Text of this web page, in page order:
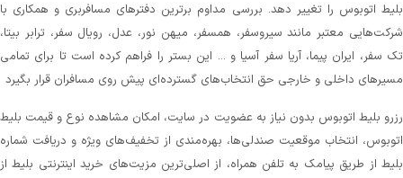
بلیط اتوبوس را تغییر دهد. بررسی مداوم برترین دفترهای مسافربری و همکاری با
شرکت‌هایی معتبر مانند سیروسفر، همسفر، میهن‌ نور، عدل، رویال سفر، ترابر بیتا،
تک سفر، ایران پیما، آریا سفر آسیا و ... این بستر را فراهم کرده است تا برای تمامی
مسیرهای داخلی و خارجی حق انتخاب‌های گسترده‌ای پیش روی مسافران قرار بگیرد
رزرو بلیط اتوبوس بدون نیاز به عضویت در سایت، امکان مشاهده نوع و قیمت بلیط
اتوبوس، انتخاب موقعیت صندلی‌ها، بهره‌مندی از تخفیف‌های ویژه و دریافت شماره‌
بلیط از طریق پیامک به تلفن همراه، از اصلی‌ترین مزیت‌های خرید اینترنتی بلیط از